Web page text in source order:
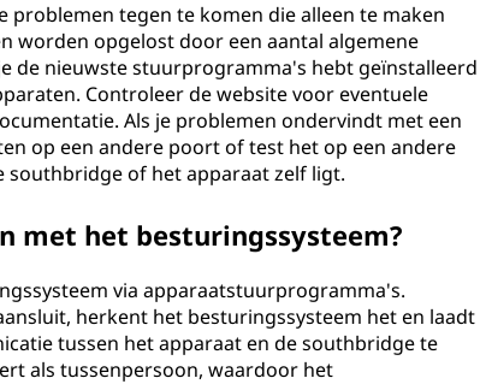
tegen te komen die alleen te maken
worden opgelost door een aantal algemene
de nieuwste stuurprogramma's hebt geïnstalleerd
Controleer de website voor eventuele
Als je problemen ondervindt met een
op een andere poort of test het op een andere
of het apparaat zelf ligt.
met het besturingssysteem?
via apparaatstuurprogramma's.
herkent het besturingssysteem het en laadt
tussen het apparaat en de southbridge te
als tussenpersoon, waardoor het